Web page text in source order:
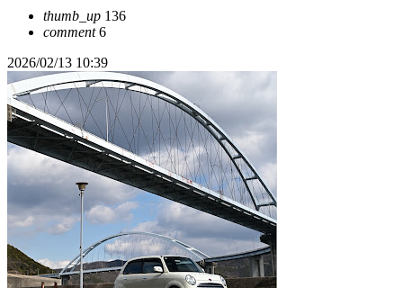
thumb_up 136
comment6
2026/02/13 10:39